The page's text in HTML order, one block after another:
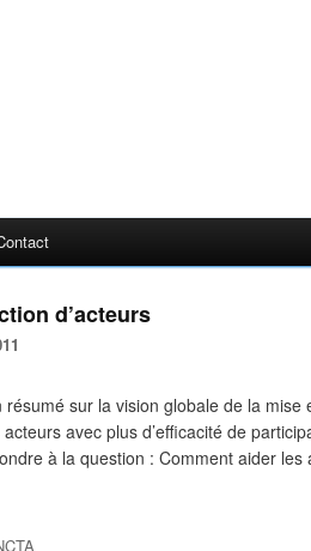
d’acteurs
résumé sur la vision globale de la
avec plus d’efficacité de
à la question : Comment aider les